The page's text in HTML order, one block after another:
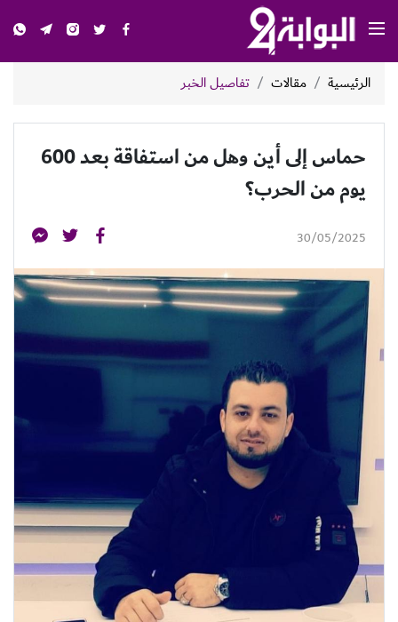
الرئيسية مقالات تفاصيل الخبر
حماس إلى أين وهل من استفاقة بعد 600
يوم من الحرب؟
30/05/2025